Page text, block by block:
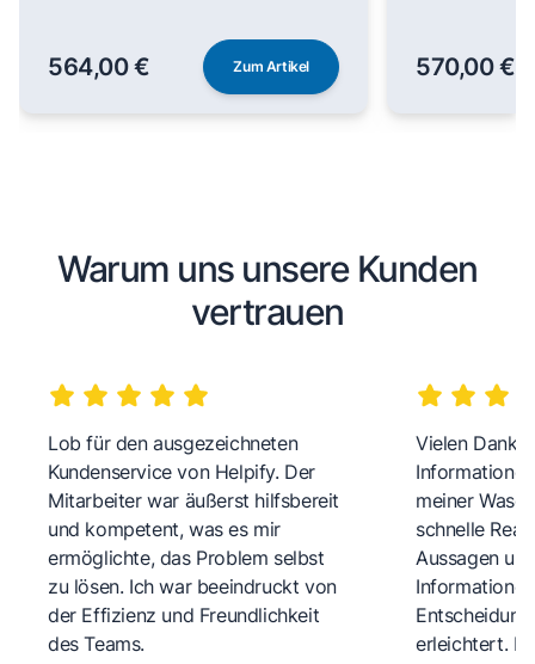
564,00 € Zum Artikel 570,00 €
Warum uns unsere Kunden
vertrauen
Lob für den ausgezeichneten
Kundenservice von Helpify. Der
Mitarbeiter war äußerst hilfsbereit
und kompetent, was es mir
ermöglichte, das Problem selbst
zu lösen. Ich war beeindruckt von
der Effizienz und Freundlichkeit
des Teams.
Vielen Dank
meiner
schnelle
Aussagen
erleichtert.